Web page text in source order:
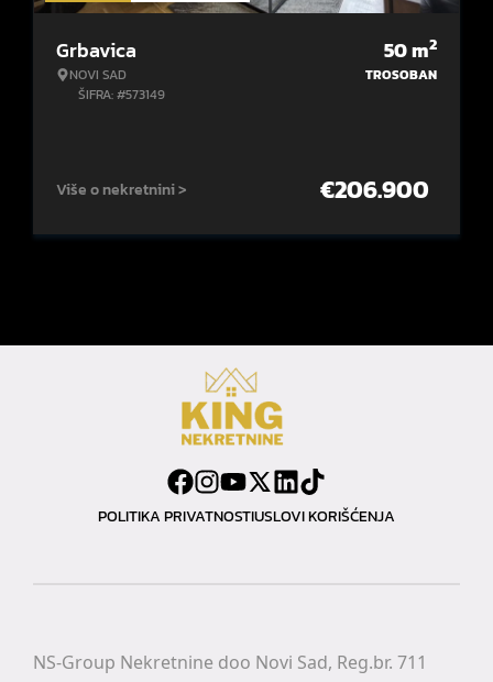
Grbavica
NOVI SAD
ŠIFRA: #573149
50m2
TROSOBAN
Više o nekretnini > €206.900
POLITIKA PRIVATNOSTIUSLOVI KORIŠĆENJA
NS-Group Nekretnine doo Novi Sad, Reg.br. 711